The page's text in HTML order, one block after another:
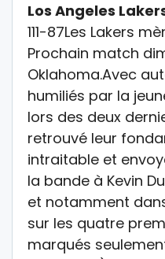
Los Angeles
111-87Les Lakers
Prochain match
Oklahoma.Avec
humiliés par la
lors des deux
retrouvé leur
intraitable et
la bande à Kevin
et notamment
sur les quatre
marqués